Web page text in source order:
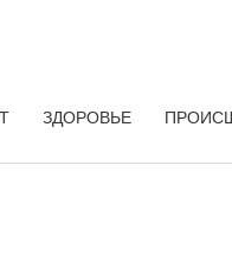
ЗДОРОВЬЕ